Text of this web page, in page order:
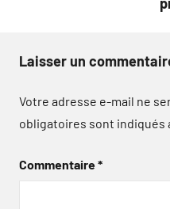
Laisser un
Votre adresse e-mail ne
obligatoires sont indiqués
Commentaire*